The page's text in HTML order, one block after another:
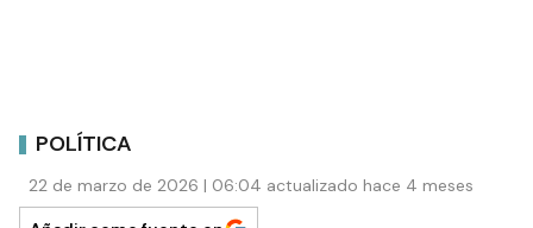
POLÍTICA
22 de marzo de 2026 | 06:04 actualizado hace 4 meses